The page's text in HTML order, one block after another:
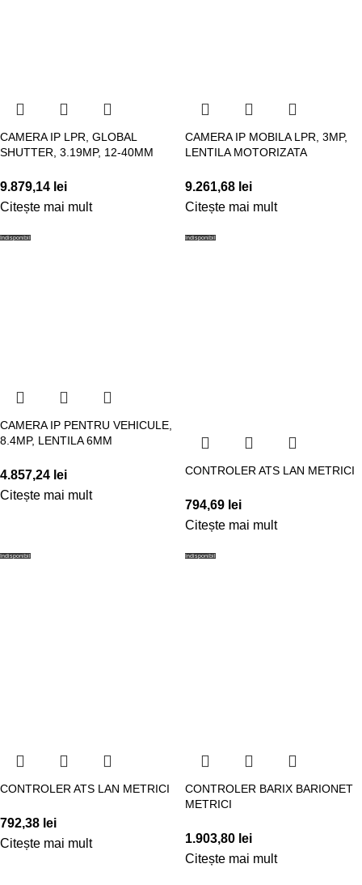
CAMERA IP LPR, GLOBAL
SHUTTER, 3.19MP, 12-40MM
9.879,14 lei
Citește mai mult
CAMERA IP MOBILA LPR, 3MP,
LENTILA MOTORIZATA
9.261,68 lei
Citește mai mult
Indisponibil
CAMERA IP PENTRU VEHICULE,
8.4MP, LENTILA 6MM
4.857,24 lei
Citește mai mult
Indisponibil
CONTROLER ATS LAN METRICI
794,69 lei
Citește mai mult
Indisponibil
CONTROLER ATS LAN METRICI
792,38 lei
Citește mai mult
Indisponibil
CONTROLER BARIX BARIONET
METRICI
1.903,80 lei
Citește mai mult